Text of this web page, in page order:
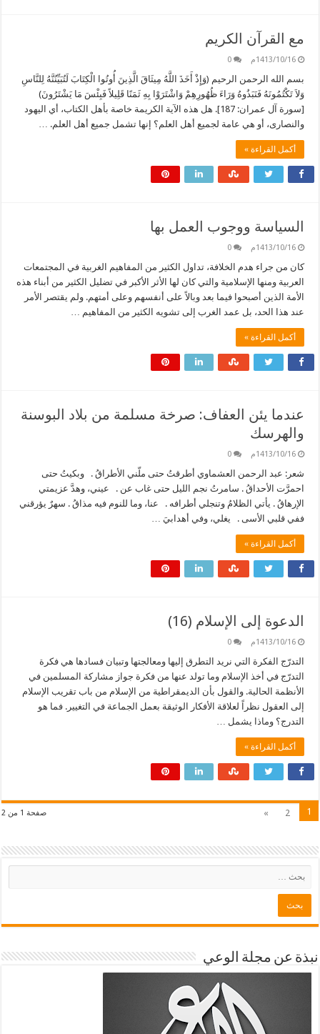
مع القرآن الكريم
1413/10/16م 0
بسم الله الرحمن الرحيم (وَإِذْ أَخَذَ اللَّهُ مِيثَاقَ الَّذِينَ أُوتُوا الْكِتَابَ لَتُبَيِّنُنَّهُ لِلنَّاسِ
وَلاَ تَكْتُمُونَهُ فَنَبَذُوهُ وَرَاءَ ظُهُورِهِمْ وَاشْتَرَوْا بِهِ ثَمَنًا قَلِيلاً فَبِئْسَ مَا يَشْتَرُونَ)
[سورة آل عمران: 187]. هل هذه الآية الكريمة خاصة بأهل الكتاب، أي اليهود
والنصارى، أو هي عامة لجميع أهل العلم؟ إنها تشمل جميع أهل العلم. …
أكمل القراءة »
السياسة ووجوب العمل بها
1413/10/16م 0
كان من جراء هدم الخلافة، تداول الكثير من المفاهيم الغربية في المجتمعات
العربية ومنها الإسلامية والتي كان لها الأثر الأكبر في تضليل الكثير من أبناء هذه
الأمة الذين أصبحوا فيما بعد وبالاً على أنفسهم وعلى أمتهم. ولم يقتصر الأمر
عند هذا الحد، بل عمد الغرب إلى تشويه الكثير من المفاهيم …
أكمل القراءة »
عندما يئن العفاف: صرخة مسلمة من بلاد البوسنة
والهرسك
1413/10/16م 0
شعر: عبد الرحمن العشماوي أطرقتُ حتى ملّني الأطراقُ . وبكيتُ حتى
احمرَّت الأحداقُ . سامرتُ نجم الليل حتى غاب عن . عيني، وهدَّ عزيمتي
الإرهاقُ . يأتي الظلامُ وتنجلي أطرافه . عنا، وما للنوم فيه مذاقُ . سهرٌ يؤرقني
ففي قلبي الأسى . يغلي، وفي أهدابيَ …
أكمل القراءة »
الدعوة إلى الإسلام (16)
1413/10/16م 0
التدرّج الفكرة التي نريد التطرق إليها ومعالجتها وتبيان فسادها هي فكرة
التدرّج في أخذ الإسلام وما تولد عنها من فكرة جواز مشاركة المسلمين في
الأنظمة الحالية. والقول بأن الديمقراطية من الإسلام من باب تقريب الإسلام
إلى العقول نظراً لعلاقة الأفكار الوثيقة بعمل الجماعة في التغيير. فما هو
التدرج؟ وماذا يشمل …
أكمل القراءة »
صفحة 1 من 2 1
2
»
نبذة عن مجلة الوعي